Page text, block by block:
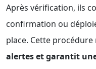
Après vérification, ils
confirmation ou
place. Cette procédure
alertes et garantit